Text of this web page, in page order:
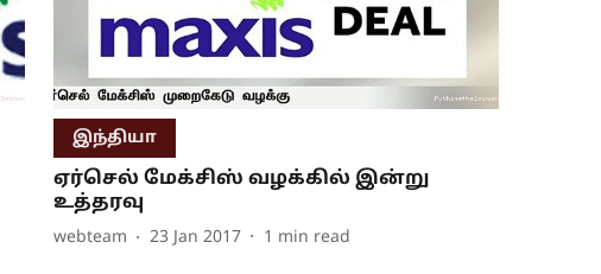
இந்தியா
ஏர்செல் மேக்சிஸ் வழக்கில் இன்று
உத்தரவு
webteam 23 Jan 2017 1 min read